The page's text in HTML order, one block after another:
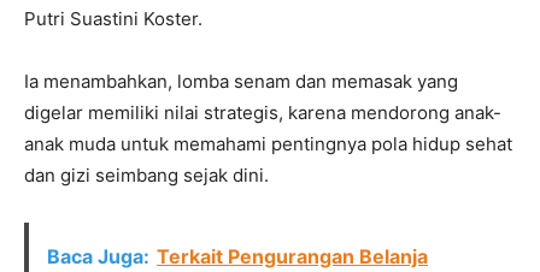
Putri Suastini Koster.
Ia menambahkan, lomba senam dan memasak yang
digelar memiliki nilai strategis, karena mendorong anak-
anak muda untuk memahami pentingnya pola hidup sehat
dan gizi seimbang sejak dini.
Baca Juga: Terkait Pengurangan Belanja